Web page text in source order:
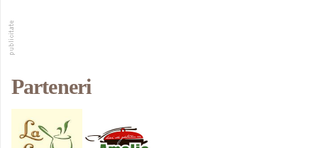
Parteneri